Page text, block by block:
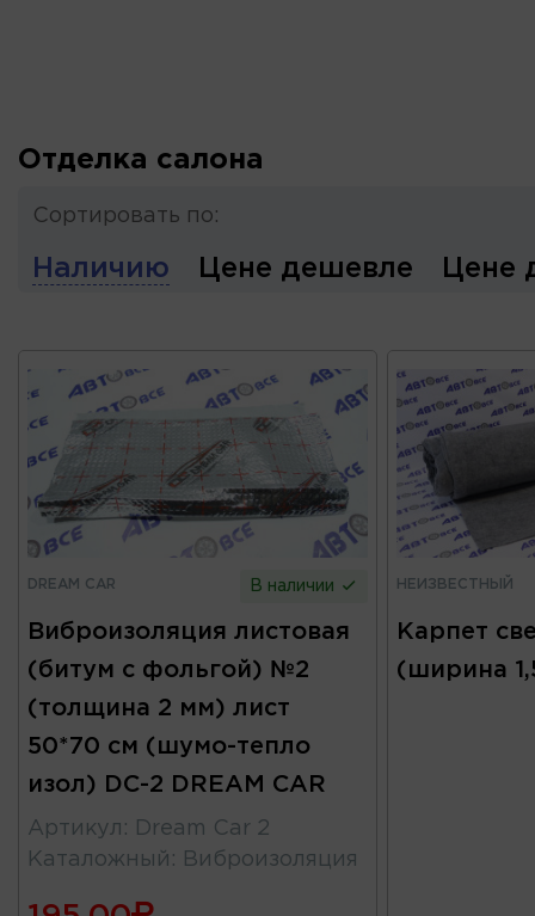
Отделка салона
Сортировать по:
Наличию Цене дешевле Цене
DREAM CAR В наличии
Виброизоляция листовая
(битум с фольгой) №2
(толщина 2 мм) лист
50*70 см (шумо-тепло
изол) DC-2 DREAM CAR
Артикул :
Dream Car 2
Каталожный : Виброизоляция
НЕИЗВЕСТНЫЙ
Карпет
(ширина